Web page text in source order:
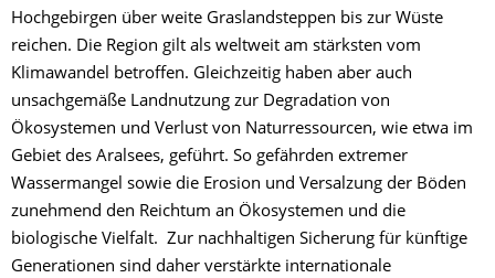
Hochgebirgen über weite Graslandsteppen bis zur Wüste
reichen. Die Region gilt als weltweit am stärksten vom
Klimawandel betroffen. Gleichzeitig haben aber auch
unsachgemäße Landnutzung zur Degradation von
Ökosystemen und Verlust von Naturressourcen, wie etwa im
Gebiet des Aralsees, geführt. So gefährden extremer
Wassermangel sowie die Erosion und Versalzung der Böden
zunehmend den Reichtum an Ökosystemen und die
biologische Vielfalt. Zur nachhaltigen Sicherung für künftige
Generationen sind daher verstärkte internationale